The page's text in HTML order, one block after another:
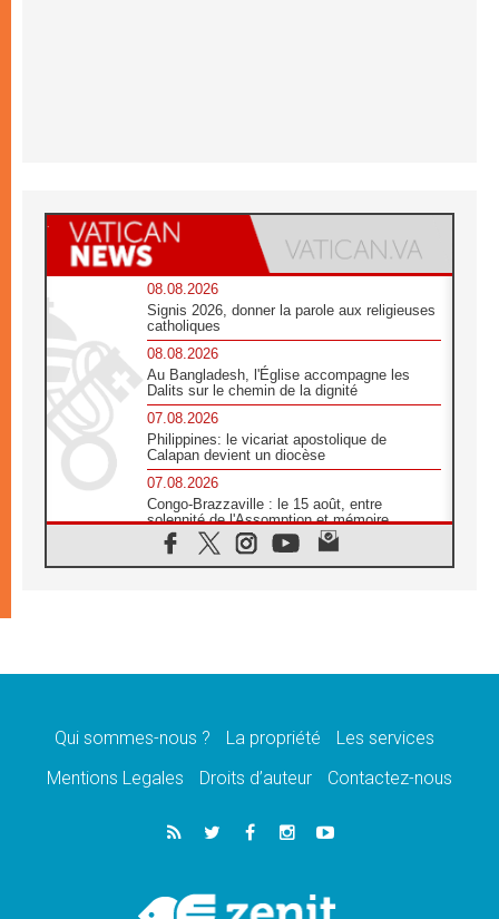
08.08.2026
Signis 2026, donner la parole aux religieuses
catholiques
08.08.2026
Au Bangladesh, l'Église accompagne les
Dalits sur le chemin de la dignité
07.08.2026
Philippines: le vicariat apostolique de
Calapan devient un diocèse
07.08.2026
Congo-Brazzaville : le 15 août, entre
solennité de l'Assomption et mémoire
nationale
07.08.2026
Pape en France dévoilé
1ère Conférence continentale sur l'éducation
07.08.2026
Un logo symbolique pour la venue du Pape
Cardinal Rossi: «La venue du Pape Léon en
Qui sommes-nous ? La propriété
Les services
Mentions Legales
Droits d’auteur Contactez-nous